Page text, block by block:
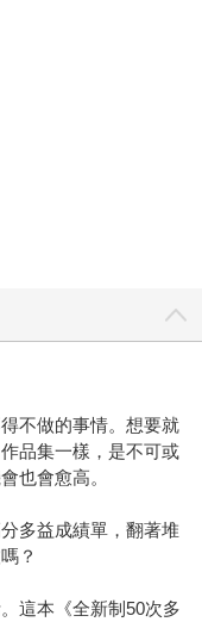
不做的事情。想要就
品集一樣，是不可或
也會愈高。
多益成績單，翻著堆
？
這本《全新制50次多